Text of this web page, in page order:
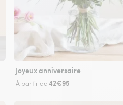
Joyeux anniversaire
À partir de42€95